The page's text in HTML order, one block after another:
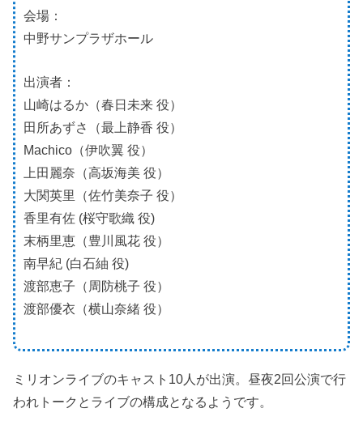
会場：
中野サンプラザホール
出演者：
山崎はるか（春日未来 役）
田所あずさ（最上静香 役）
Machico（伊吹翼 役）
上田麗奈（高坂海美 役）
大関英里（佐竹美奈子 役）
香里有佐 (桜守歌織 役)
末柄里恵（豊川風花 役）
南早紀 (白石紬 役)
渡部恵子（周防桃子 役）
渡部優衣（横山奈緒 役）
ミリオンライブのキャスト10人が出演。昼夜2回公演で行
われトークとライブの構成となるようです。